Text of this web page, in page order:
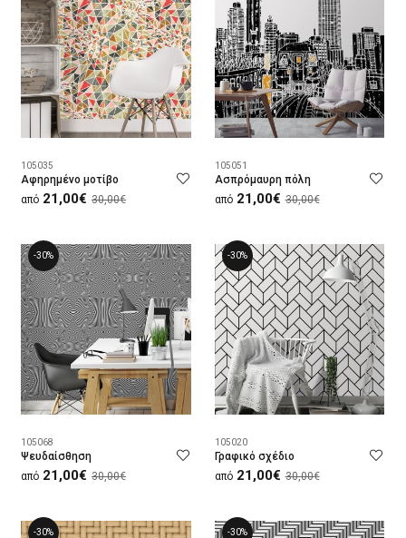
105035
Αφηρημένο μοτίβο
από 21,00€ 30,00€
105051
Ασπρόμαυρη πόλη
από 21,00€ 30,00€
-30%
105068
Ψευδαίσθηση
από 21,00€ 30,00€
-30%
105020
Γραφικό σχέδιο
από 21,00€ 30,00€
-30% -30%